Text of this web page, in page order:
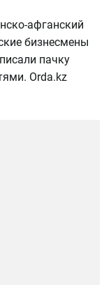
афганский
бизнесмены
пачку
Orda.kz